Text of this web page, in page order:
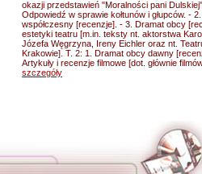
okazji przedstawień "Moralności pani
Odpowiedź w sprawie kołtunów i głupców. -
współczesny [recenzje]. - 3. Dramat obcy
estetyki teatru [m.in. teksty nt. aktorstwa
Józefa Węgrzyna, Ireny Eichler oraz nt.
Krakowie]. T. 2: 1. Dramat obcy dawny
Artykuły i recenzje filmowe [dot. głównie
szczegóły